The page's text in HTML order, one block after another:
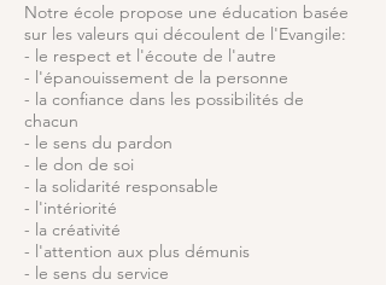
Notre école propose une éducation basée
sur les valeurs qui découlent de l'Evangile:
- le respect et l'écoute de l'autre
- l'épanouissement de la personne
- la confiance dans les possibilités de
chacun
- le sens du pardon
- le don de soi
- la solidarité responsable
- l'intériorité
- la créativité
- l'attention aux plus démunis
- le sens du service